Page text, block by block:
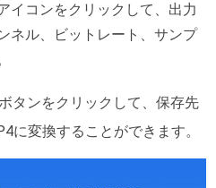
イコンをクリックして、出力
ネル、ビットレート、サンプ
ボタンをクリックして、保存先
に変換することができます。